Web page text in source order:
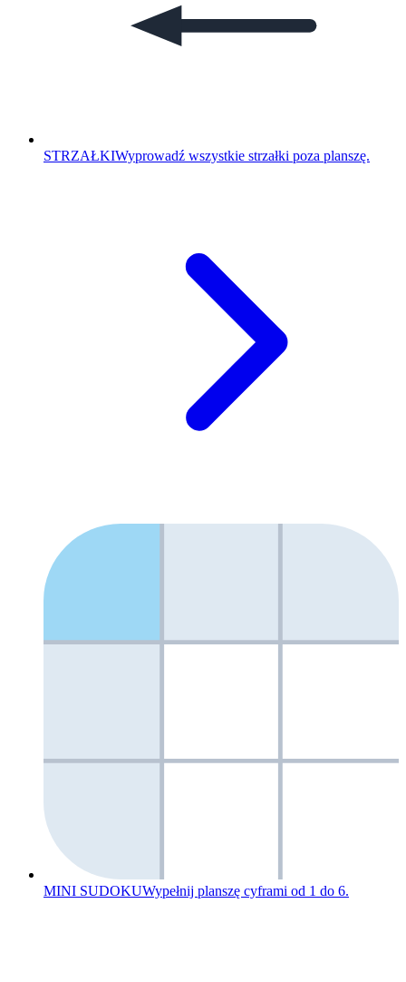
STRZAŁKIWyprowadź wszystkie strzałki poza planszę.
MINI SUDOKUWypełnij planszę cyframi od 1 do 6.